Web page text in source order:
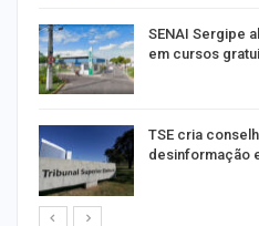
SENAI Sergipe
em cursos
TSE cria
desinformação